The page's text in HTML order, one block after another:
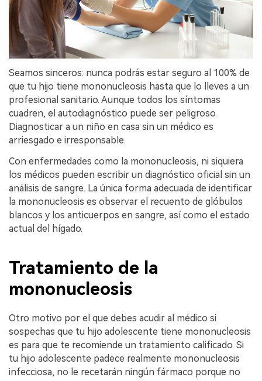
Seamos sinceros: nunca podrás estar seguro al 100% de
que tu hijo tiene mononucleosis hasta que lo lleves a un
profesional sanitario. Aunque todos los síntomas
cuadren, el autodiagnóstico puede ser peligroso.
Diagnosticar a un niño en casa sin un médico es
arriesgado e irresponsable.
Con enfermedades como la mononucleosis, ni siquiera
los médicos pueden escribir un diagnóstico oficial sin un
análisis de sangre. La única forma adecuada de identificar
la mononucleosis es observar el recuento de glóbulos
blancos y los anticuerpos en sangre, así como el estado
actual del hígado.
Tratamiento de la
mononucleosis
Otro motivo por el que debes acudir al médico si
sospechas que tu hijo adolescente tiene mononucleosis
es para que te recomiende un tratamiento calificado. Si
tu hijo adolescente padece realmente mononucleosis
infecciosa, no le recetarán ningún fármaco porque no